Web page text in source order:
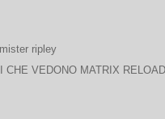
ripley
CHE VEDONO MATRIX